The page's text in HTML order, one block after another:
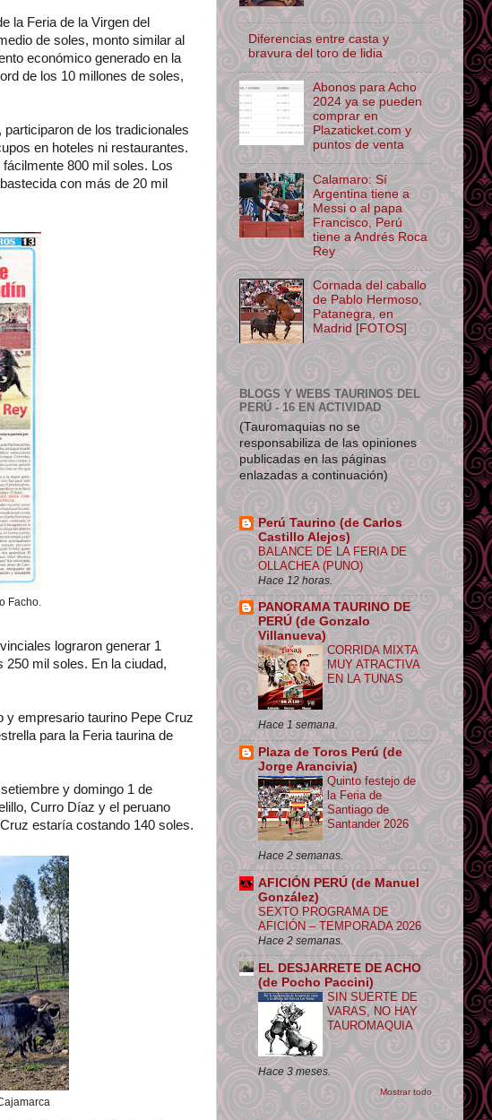
la Feria de la Virgen del
de soles, monto similar al
económico generado en la
de los 10 millones de soles,
de los tradicionales
en hoteles ni restaurantes.
800 mil soles. Los
con más de 20 mil
Facho.
lograron generar 1
mil soles. En la ciudad,
y empresario taurino Pepe Cruz
para la Feria taurina de
y domingo 1 de
Curro Díaz y el peruano
estaría costando 140 soles.
Diferencias entre casta y
bravura del toro de lidia
Abonos para Acho
2024 ya se pueden
comprar en
Plazaticket.com y
puntos de venta
Calamaro: Sí
Argentina tiene a
Messi o al papa
Francisco, Perú
tiene a Andrés Roca
Rey
Cornada del caballo
de Pablo Hermoso,
Patanegra, en
Madrid [FOTOS]
BLOGS Y WEBS TAURINOS DEL
PERÚ - 16 EN ACTIVIDAD
(Tauromaquias no se
responsabiliza de las opiniones
publicadas en las páginas
enlazadas a continuación)
Perú Taurino (de Carlos
Castillo Alejos)
BALANCE DE LA FERIA DE
OLLACHEA (PUNO)
Hace 12 horas.
PANORAMA TAURINO DE
PERÚ (de Gonzalo
Villanueva)
CORRIDA MIXTA
MUY ATRACTIVA
EN LA TUNAS
Hace 1 semana.
Plaza de Toros Perú (de
Jorge Arancivia)
Quinto festejo de
la Feria de
Santiago de
Santander 2026
Hace 2 semanas.
AFICIÓN PERÚ (de Manuel
González)
SEXTO PROGRAMA DE
AFICIÓN – TEMPORADA 2026
Hace 2 semanas.
EL DESJARRETE DE ACHO
(de Pocho Paccini)
SIN SUERTE DE
VARAS, NO HAY
TAUROMAQUIA
Hace 3 meses.
Mostrar todo